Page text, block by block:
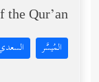
Qur’an:
المُيسَّر